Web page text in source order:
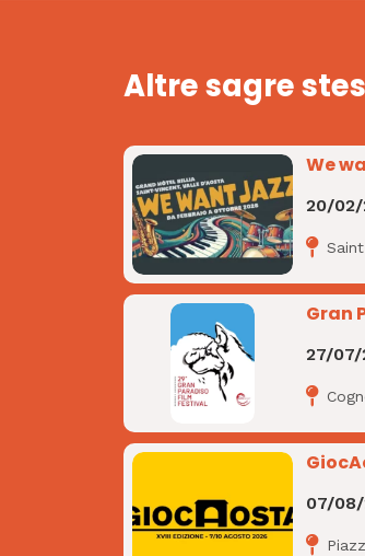
Altre sagre
We
20/02/
Gran
27/07/
07/